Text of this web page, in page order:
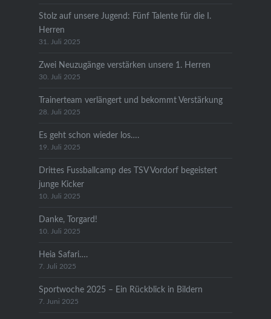
Stolz auf unsere Jugend: Fünf Talente für die I.
Herren
31. Juli 2025
Zwei Neuzugänge verstärken unsere 1. Herren
30. Juli 2025
Trainerteam verlängert und bekommt Verstärkung
28. Juli 2025
Es geht schon wieder los….
19. Juli 2025
Drittes Fussballcamp des TSV Vordorf begeistert
junge Kicker
10. Juli 2025
Danke, Torgard!
10. Juli 2025
Heia Safari….
7. Juli 2025
Sportwoche 2025 – Ein Rückblick in Bildern
7. Juni 2025